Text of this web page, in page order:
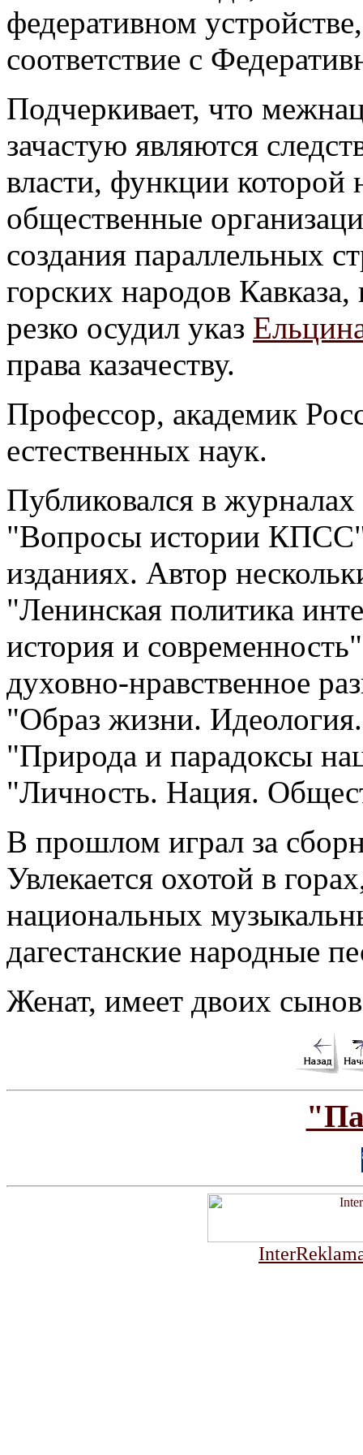
федеративном
соответствие с
Подчеркивает, что
зачастую являются
власти, функции которой
общественные
создания параллельных
горских народов
резко осудил указ
права казачеству.
Профессор, академик
естественных наук.
Публиковался в
"Вопросы истории
изданиях. Автор
"Ленинская политика
история и
духовно-нравственное
"Образ жизни.
"Природа и парадоксы
"Личность. Нация.
В прошлом играл за
Увлекается охотой в
национальных
дагестанские народные
Женат, имеет двоих